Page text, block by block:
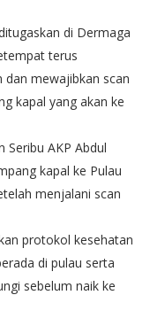
di Dermaga
terus
mewajibkan scan
kapal yang akan ke
Seribu AKP Abdul
kapal ke Pulau
menjalani scan
protokol kesehatan
di pulau serta
sebelum naik ke